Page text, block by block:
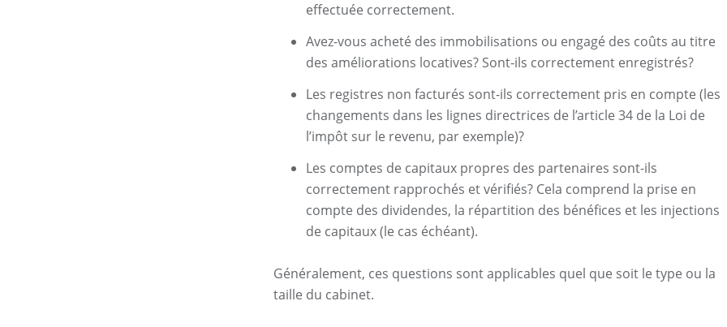
effectuée correctement.
Avez-vous acheté des immobilisations ou engagé des coûts au titre
des améliorations locatives? Sont-ils correctement enregistrés?
Les registres non facturés sont-ils correctement pris en compte (les
changements dans les lignes directrices de l’article 34 de la Loi de
l’impôt sur le revenu, par exemple)?
Les comptes de capitaux propres des partenaires sont-ils
correctement rapprochés et vérifiés? Cela comprend la prise en
compte des dividendes, la répartition des bénéfices et les injections
de capitaux (le cas échéant).
Généralement, ces questions sont applicables quel que soit le type ou la
taille du cabinet.